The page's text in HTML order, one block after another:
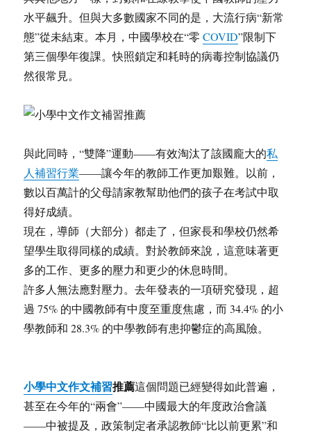
水平飆升。但與大多數國家不同的是，大流行病“新常
態”從未結束。本月，中國學校在“零COVID”限制下
第三個學年復課。快照鎖定和耗時的病毒控制協議仍
然很常見。
與此同時，“雙降”運動——有效淘汰了該國龐大的私
人補習行業——讓今年的教師工作更加艱難。以前，
數以百萬計的父母請家教幫助他們的孩子在考試中取
得好成績。
現在，導師（大部分）都走了，但家長和學校仍然希
望學生取得同樣的成績。對於教師來說，這意味著更
多的工作、更多的壓力和更少的休息時間。
許多人無法應對壓力。去年發表的一項研究發現，超
過 75% 的中國教師有中度至重度焦慮，而 34.4% 的小
學教師和 28.3% 的中學教師有患抑鬱症的高風險。
小學中文作文補習推薦這個問題已經變得如此普遍，
甚至在今年的“兩會”——中國最大的年度政治會議
——中被提及，政策制定者承認教師“比以前更累”和